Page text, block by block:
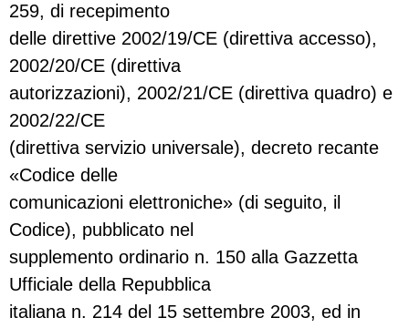
259, di recepimento
delle direttive 2002/19/CE (direttiva accesso),
2002/20/CE (direttiva
autorizzazioni), 2002/21/CE (direttiva quadro) e
2002/22/CE
(direttiva servizio universale), decreto recante
«Codice delle
comunicazioni elettroniche» (di seguito, il
Codice), pubblicato nel
supplemento ordinario n. 150 alla Gazzetta
Ufficiale della Repubblica
italiana n. 214 del 15 settembre 2003, ed in